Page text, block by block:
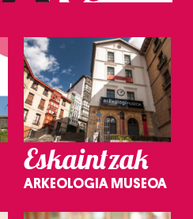
Eskaintzak
ARKEOLOGIA MUSEOA